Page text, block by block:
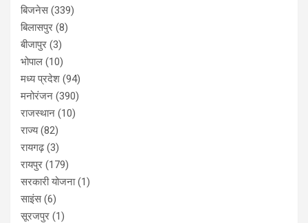
बिजनेस(339)
बिलासपुर (8)
बीजापुर (3)
भोपाल (10)
मध्य प्रदेश (94)
मनोरंजन (390)
राजस्थान (10)
राज्य(82)
रायगढ़(3)
रायपुर (179)
सरकारी योजना(1)
साइंस(6)
सूरजपुर (1)